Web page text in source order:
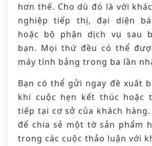
hơn thế. Cho dù đó là với
nghiệp tiếp thị, đại diện
hoặc bộ phận dịch vụ sau
bạn. Mọi thứ đều có thể
máy tính bảng trong ba lần
Bạn có thể gửi ngay đề xuất
khi cuộc hẹn kết thúc hoặc
tiếp tại cơ sở của khách
để chia sẻ một tờ sản phẩm
trong các cuộc thảo luận với